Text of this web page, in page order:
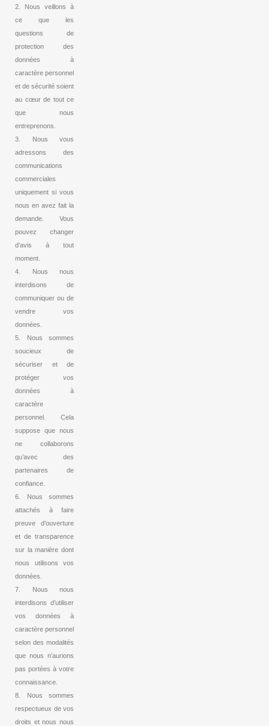
2. Nous veillons à
ce que les
questions de
protection des
données à
caractère personnel
et de sécurité soient
au cœur de tout ce
que nous
entreprenons.
3. Nous vous
adressons des
communications
commerciales
uniquement si vous
nous en avez fait la
demande. Vous
pouvez changer
d’avis à tout
moment.
4. Nous nous
interdisons de
communiquer ou de
vendre vos
données.
5. Nous sommes
soucieux de
sécuriser et de
protéger vos
données à
caractère
personnel. Cela
suppose que nous
ne collaborons
qu’avec des
partenaires de
confiance.
6. Nous sommes
attachés à faire
preuve d’ouverture
et de transparence
sur la manière dont
nous utilisons vos
données.
7. Nous nous
interdisons d’utiliser
vos données à
caractère personnel
selon des modalités
que nous n’aurions
pas portées à votre
connaissance.
8. Nous sommes
respectueux de vos
droits et nous nous